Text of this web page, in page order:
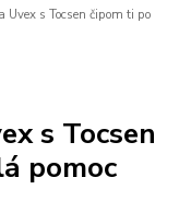
Powerplay
Altitude
s Tocsen čipom ti po
s Tocsen
pomoc